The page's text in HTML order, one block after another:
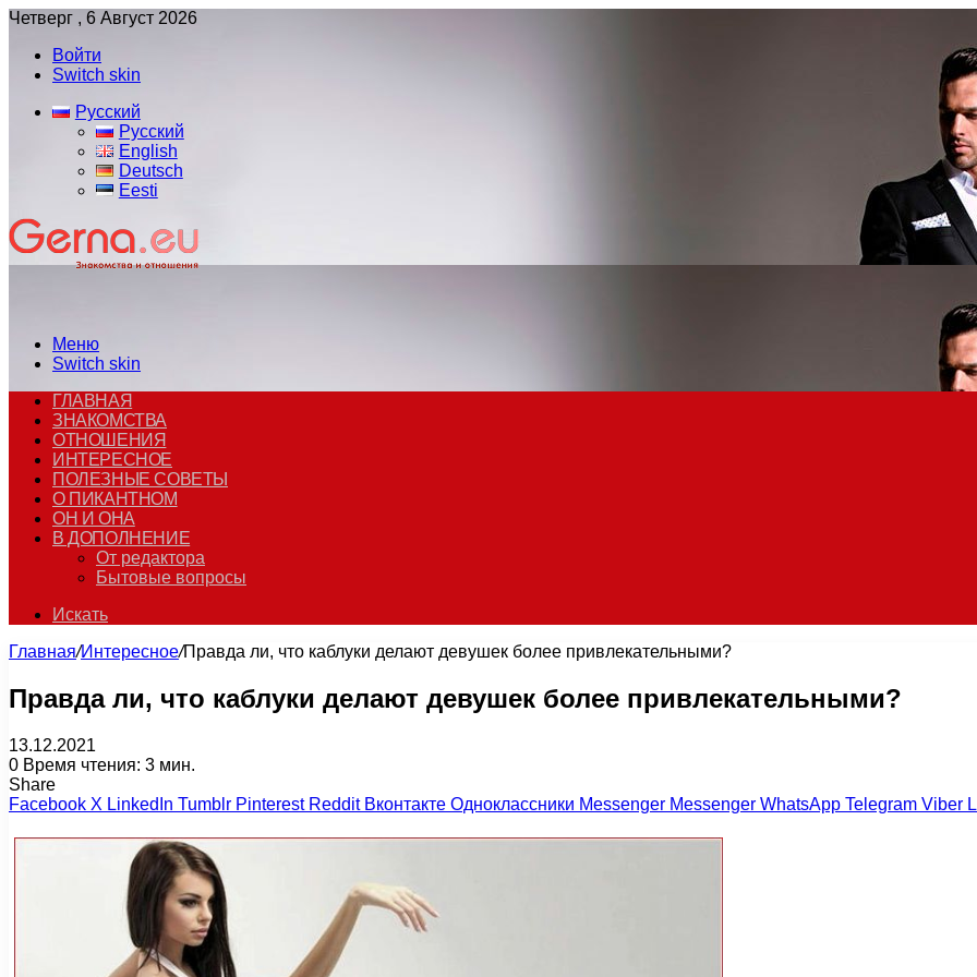
Четверг , 6 Август 2026
Войти
Switch skin
Русский
Русский
English
Deutsch
Eesti
Меню
Switch skin
ГЛАВНАЯ
ЗНАКОМСТВА
ОТНОШЕНИЯ
ИНТЕРЕСНОЕ
ПОЛЕЗНЫЕ СОВЕТЫ
О ПИКАНТНОМ
ОН И ОНА
В ДОПОЛНЕНИЕ
От редактора
Бытовые вопросы
Искать
Главная/Интересное/Правда ли, что каблуки делают девушек более привлекательными?
Правда ли, что каблуки делают девушек более привлекательными?
13.12.2021
0 Время чтения: 3 мин.
Share
Facebook X LinkedIn Tumblr Pinterest Reddit Вконтакте Одноклассники Messenger Messenger WhatsApp Telegram Viber